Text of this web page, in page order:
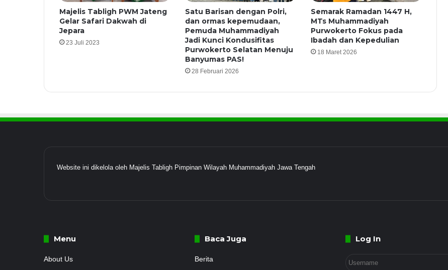
Majelis Tabligh PWM Jateng
Gelar Safari Dakwah di
Jepara
23 Juli 2023
Satu Barisan dengan Polri,
dan ormas kepemudaan,
Pemuda Muhammadiyah
Jadi Kunci Kondusifitas
Purwokerto Selatan Menuju
Banyumas PAS!
28 Februari 2026
Semarak Ramadan 1447 H,
MTs Muhammadiyah
Purwokerto Fokus pada
Ibadah dan Kepedulian
18 Maret 2026
Website ini dikelola oleh Majelis Tabligh Pimpinan Wilayah Muhammadiyah Jawa Tengah
Menu
About Us
Baca Juga
Berita
Log In